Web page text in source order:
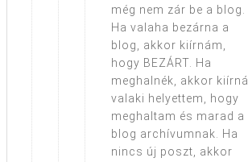
még nem zár be a blog.
Ha valaha bezárna a
blog, akkor kiírnám,
hogy BEZÁRT. Ha
meghalnék, akkor kiírná
valaki helyettem, hogy
meghaltam és marad a
blog archívumnak. Ha
nincs új poszt, akkor